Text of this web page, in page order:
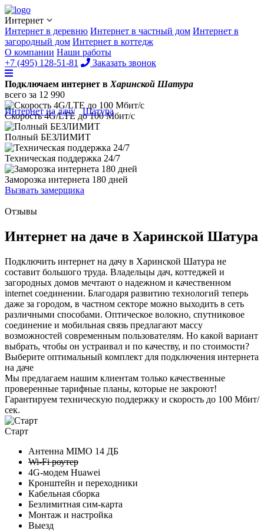
Интернет
Интернет в деревню Интернет в частный дом Интернет в
загородный дом Интернет в коттедж
О компании Наши работы
+7 (495) 128-51-81
Заказать звонок
Интернет на дачу/ Шатура/ Харинская
Подключаем интернет в Харинской Шатура
всего за 12 990
Скорость 4G/LTE до100 Мбит/с
Полный БЕЗЛИМИТ
Техническая поддержка 24/7
Заморозка интернета 180 дней
Вызвать замерщика
Отзывы
Интернет на даче в Харинской Шатура
Подключить интернет на дачу в Харинской Шатура не
составит большого труда. Владельцы дач, коттеджей и
загородных домов мечтают о надежном и качественном
internet соединении. Благодаря развитию технологий теперь
даже за городом, в частном секторе можно выходить в сеть
различными способами. Оптическое волокно, спутниковое
соединение и мобильная связь предлагают массу
возможностей современным пользователям. Но какой вариант
выбрать, чтобы он устраивал и по качеству, и по стоимости?
Выберите оптимальный комплект для подключения интернета
на даче
Мы предлагаем нашим клиентам только качественные
проверенные тарифные планы, которые не закроют!
Гарантируем техническую поддержку и скорость до 100 Мбит/
сек.
Старт
Антенна MIMO 14 ДБ
Wi-Fi роутер
4G-модем Huawei
Кронштейн и переходники
Кабельная сборка
Безлимитная сим-карта
Монтаж и настройка
Выезд